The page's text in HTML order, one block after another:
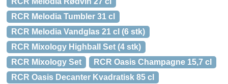
RCR Melodia Tumbler 31 cl
RCR Melodia Vandglas 21 cl (6 stk)
RCR Mixology Highball Set (4 stk)
RCR Mixology Set
RCR Oasis Champagne 15,7 cl
RCR Oasis Decanter Kvadratisk 85 cl